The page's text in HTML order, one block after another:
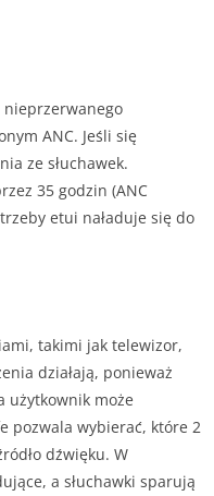
nieprzerwanego
ANC. Jeśli się
ze słuchawek.
35 godzin (ANC
etui naładuje się do
takimi jak telewizor,
działają, ponieważ
użytkownik może
pozwala wybierać, które 2
dźwięku. W
a słuchawki sparują